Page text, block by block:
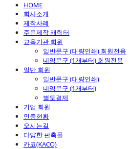
HOME
회사소개
제작사례
주문제작 캐릭터
교육기관 회원
일반문구 (대량인쇄) 회원전용
네임문구 (1개부터) 회원전용
일반 회원
일반문구 (대량인쇄)
네임문구 (1개부터)
별도결제
기업 회원
인증현황
오시는길
다양한 판촉물
카코(KACO)